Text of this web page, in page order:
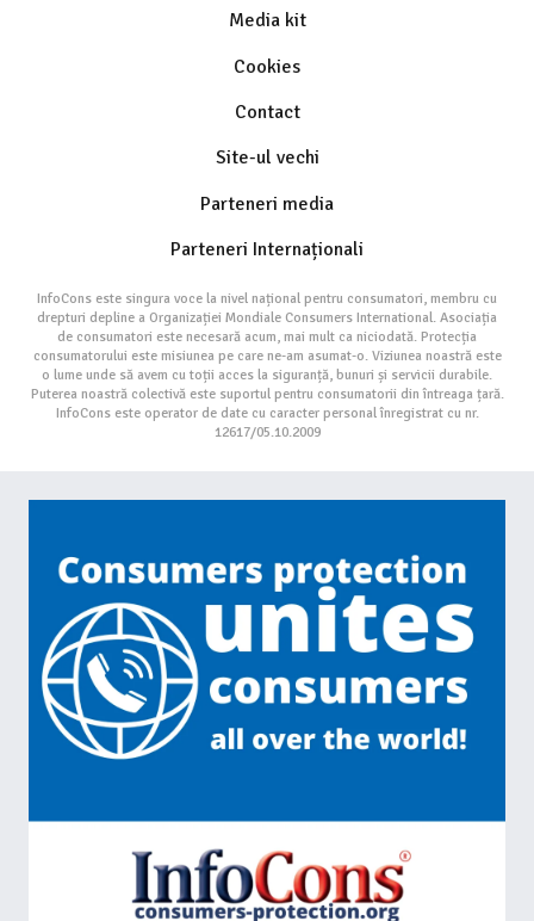
Media kit
Cookies
Contact
Site-ul vechi
Parteneri media
Parteneri Internaționali
InfoCons este singura voce la nivel național pentru consumatori, membru cu
drepturi depline a Organizației Mondiale Consumers International. Asociația
de consumatori este necesară acum, mai mult ca niciodată. Protecția
consumatorului este misiunea pe care ne-am asumat-o. Viziunea noastră este
o lume unde să avem cu toții acces la siguranță, bunuri și servicii durabile.
Puterea noastră colectivă este suportul pentru consumatorii din întreaga țară.
InfoCons este operator de date cu caracter personal înregistrat cu nr.
12617/05.10.2009